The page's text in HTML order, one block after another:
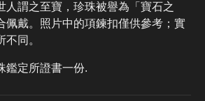
人謂之至寶，珍珠被譽為「寶石之
佩戴。照片中的項鍊扣僅供參考；實
同。
鑑定所證書一份.